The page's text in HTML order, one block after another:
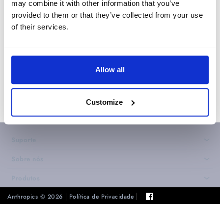
may combine it with other information that you’ve
provided to them or that they’ve collected from your use
of their services.
Allow all
Customize
uma pergunta à nossa equipe de suporte.
Anthropics © 2026
Política de Privacidade